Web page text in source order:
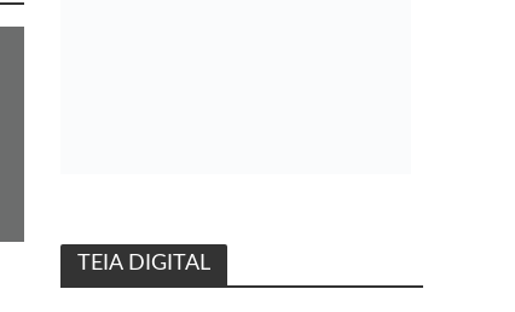
TEIA DIGITAL